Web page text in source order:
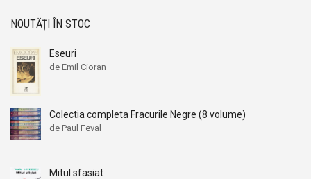
NOUTĂȚI ÎN STOC
Eseuri
de Emil Cioran
Colectia completa Fracurile Negre (8 volume)
de Paul Feval
Mitul sfasiat